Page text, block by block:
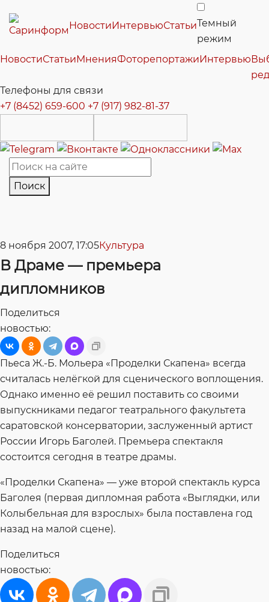
НовостиИнтервьюСтатьиТемный
режим
НовостиСтатьиМненияФоторепортажиИнтервью
Телефоны для связи
+7 (8452) 659-600 +7 (917) 982-81-37
Поиск
8 ноября 2007, 17:05Культура
В Драме — премьера
дипломников
Поделиться
новостью:
Пьеса Ж.-Б. Мольера «Проделки Скапена» всегда
считалась нелёгкой для сценического воплощения.
Однако именно её решил поставить со своими
выпускниками педагог театрального факультета
саратовской консерватории, заслуженный артист
России Игорь Баголей. Премьера спектакля
состоится сегодня в театре драмы.
«Проделки Скапена» — уже второй спектакль курса
Баголея (первая дипломная работа «Выглядки, или
Колыбельная для взрослых» была поставлена год
назад на малой сцене).
Поделиться
новостью: